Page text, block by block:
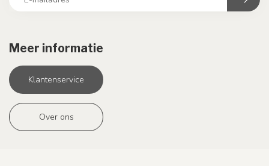
Meer informatie
Klantenservice
Over ons